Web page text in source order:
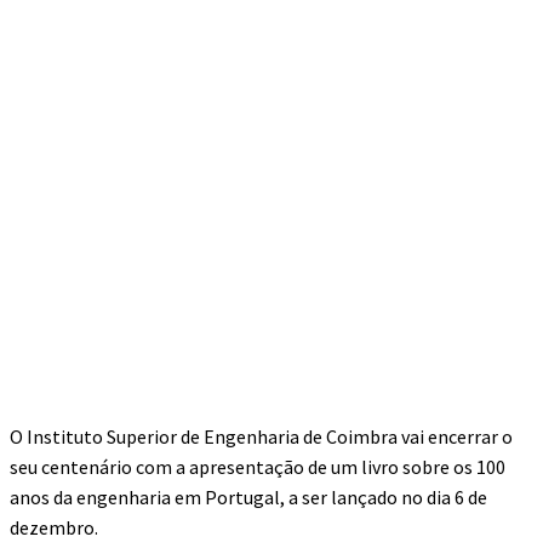
O Instituto Superior de Engenharia de Coimbra vai encerrar o
seu centenário com a apresentação de um livro sobre os 100
anos da engenharia em Portugal, a ser lançado no dia 6 de
dezembro.